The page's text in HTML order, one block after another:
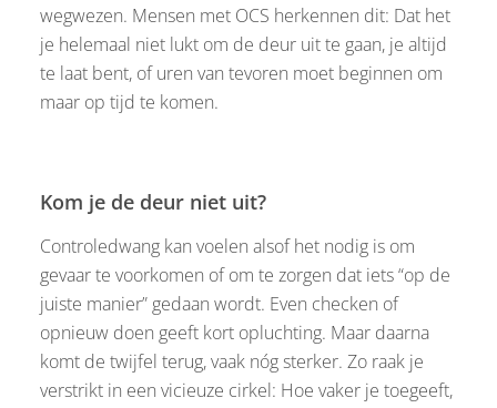
wegwezen. Mensen met OCS herkennen dit: Dat het
je helemaal niet lukt om de deur uit te gaan, je altijd
te laat bent, of uren van tevoren moet beginnen om
maar op tijd te komen.
Kom je de deur niet uit?
Controledwang kan voelen alsof het nodig is om
gevaar te voorkomen of om te zorgen dat iets “op de
juiste manier” gedaan wordt. Even checken of
opnieuw doen geeft kort opluchting. Maar daarna
komt de twijfel terug, vaak nóg sterker. Zo raak je
verstrikt in een vicieuze cirkel: Hoe vaker je toegeeft,